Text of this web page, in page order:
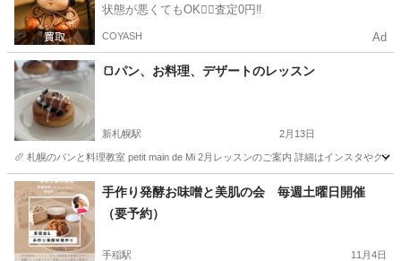
状態が悪くてもOK🙆‍♀️査定0円‼️
COYASH Ad
🍞パン、お料理、デザートのレッスン
新札幌駅 2月13日
🥖 札幌のパンと料理教室 petit main de Mi 2月レッスンのご案内 詳細はインスタやク
北海道 札幌市 新札幌駅 パン ティラミス
手作り発酵お味噌と美肌の会 毎週土曜日開催
（要予約）
手稲駅 11月4日